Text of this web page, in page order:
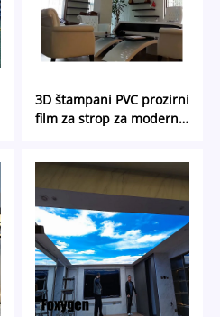
3D štampani PVC prozirni
film za strop za moderni
dizajn svjetla